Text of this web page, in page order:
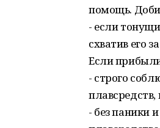
помощь.
- если
схватив его
Если
- строго
- без паники